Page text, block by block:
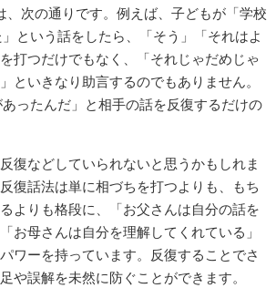
次の通りです。例えば、子どもが「学校
という話をしたら、「そう」「それはよ
打つだけでもなく、「それじゃだめじゃ
といきなり助言するのでもありません。
あったんだ」と相手の話を反復するだけの
復などしていられないと思うかもしれま
復話法は単に相づちを打つよりも、もち
よりも格段に、「お父さんは自分の話を
お母さんは自分を理解してくれている」
ワーを持っています。反復することでさ
や誤解を未然に防ぐことができます。